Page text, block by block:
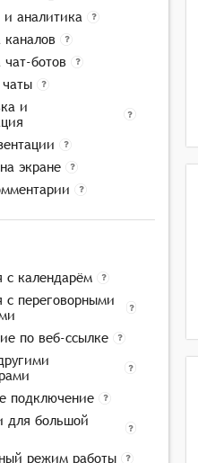
и аналитика
ботов
и
экране
с календарём
с переговорными
по веб-ссылке
подключение
для большой
режим работы